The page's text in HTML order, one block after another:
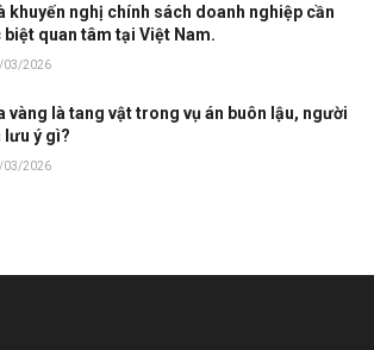
khuyến nghị chính sách doanh nghiệp cần
biệt quan tâm tại Việt Nam.
03/2026
vàng là tang vật trong vụ án buôn lậu, người
lưu ý gì?
03/2026